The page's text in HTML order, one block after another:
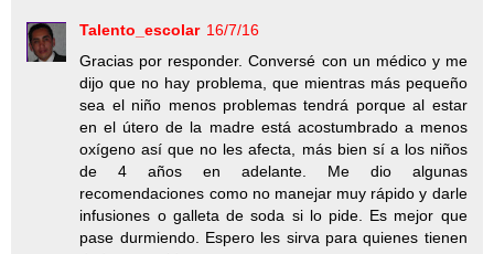
Talento_escolar 16/7/16
Gracias por responder. Conversé con un médico y me
dijo que no hay problema, que mientras más pequeño
sea el niño menos problemas tendrá porque al estar
en el útero de la madre está acostumbrado a menos
oxígeno así que no les afecta, más bien sí a los niños
de 4 años en adelante. Me dio algunas
recomendaciones como no manejar muy rápido y darle
infusiones o galleta de soda si lo pide. Es mejor que
pase durmiendo. Espero les sirva para quienes tienen